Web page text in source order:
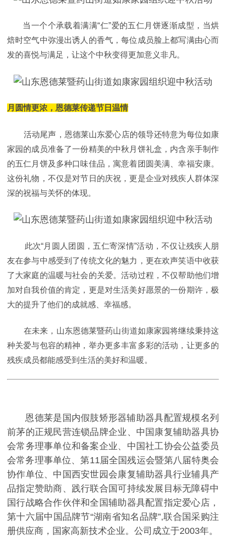
当一个个承载着满满“仁”爱的五仁月饼逐渐成型，当烘
焙时空气中弥漫出诱人的香气，每位成员脸上都写满由心而
发的喜悦与满足，让这个中秋变得更加意义非凡。
月圆情更浓，恩德莱传递节日温情
活动尾声，恩德莱山东爱心店的领导还特意为每位如康
家园的成员准备了一份精美的中秋月饼礼盒，内含亲手制作
的五仁月饼及多种口味佳品，寓意着团圆美满、幸福安康。
这份礼物，不仅是对节日的庆祝，更是企业对残疾人群体深
深的祝福与关怀的体现。
此次“月圆人团圆，五仁寄深情”活动，不仅让残疾人朋
友在参与中感受到了传统文化的魅力，更在欢声笑语中收获
了大家庭的温暖与社会的关爱。活动过程，不仅帮助他们增
加对自我价值的肯定，更是对生活美好愿景的一份期许，极
大的提升了他们的成就感、幸福感。
在未来，山东恩德莱暨药山街道如康家园将继续秉持这
种关爱与包容的精神，举办更多丰富多彩的活动，让更多的
残疾成员都能感受到生活的美好和温暖。
恩德莱是国内假肢矫形器辅助器具配置规模名列
前茅的正规民营连锁品牌企业、中国康复辅助器具协
会常务理事单位和备案企业、中国社工协会公益委员
会常务理事单位、第11届全国残运会暨第八届特奥会
协作单位、中国西安世园会康复辅助器具行业辅具产
品指定赞助商、践行联合国可持续发展目标无障碍中
国行战略合作伙伴和全国辅助器具配置指定爱心店，
第十六届中国品牌节“湖南省知名品牌”,联合国采购注
册供应商，国家高新技术企业。公司成立于2003年。